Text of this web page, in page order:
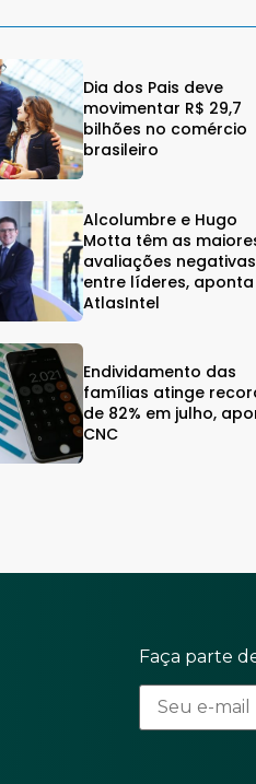
Dia dos Pais deve
movimentar R$ 29,7
bilhões no comércio
brasileiro
Alcolumbre e Hugo
Motta têm as
avaliações negativas
entre líderes, aponta
AtlasIntel
Endividamento das
famílias atinge
de 82% em julho,
CNC
Faça parte